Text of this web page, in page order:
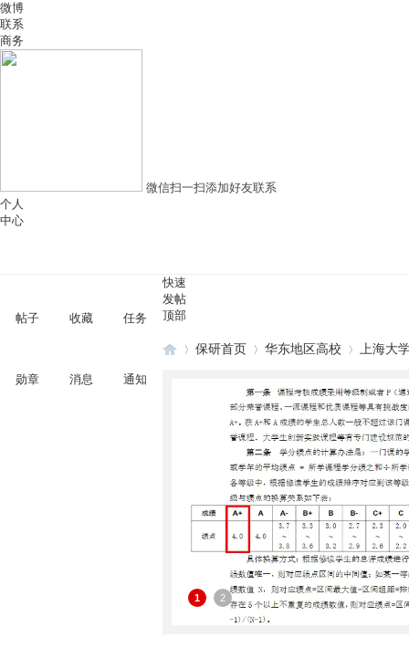
微博
联系
商务
微信扫一扫添加好友联系
个人
中心
帖子 收藏 任务
勋章 消息 通知
快速
发帖
顶部
保研首页
›
华东地区高校
›
上海大
1 2